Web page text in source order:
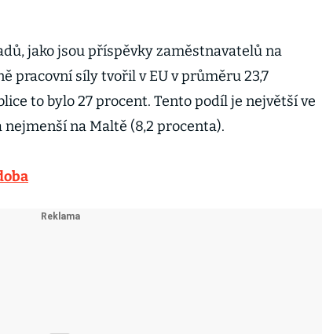
jako jsou příspěvky zaměstnavatelů na
pracovní síly tvořil v EU v průměru 23,7
to bylo 27 procent. Tento podíl je největší ve
nejmenší na Maltě (8,2 procenta).